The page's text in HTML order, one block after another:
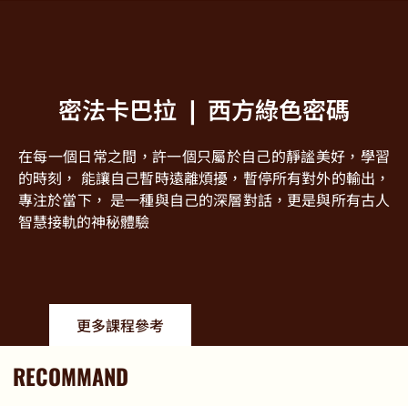
密法卡巴拉 ❘ 西方綠色密碼
在每一個日常之間，許一個只屬於自己的靜謐美好，學習
的時刻， 能讓自己暫時遠離煩擾，暫停所有對外的輸出，
專注於當下， 是一種與自己的深層對話，更是與所有古人
智慧接軌的神秘體驗
更多課程參考
RECOMMAND